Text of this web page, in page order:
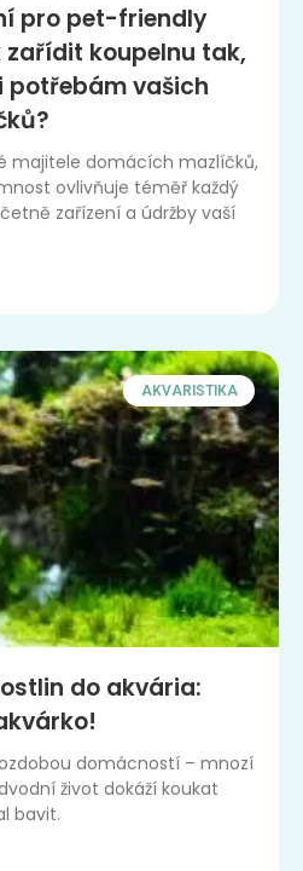
pro pet-friendly
koupelnu tak,
potřebám vašich
majitele domácích mazlíčků,
ovlivňuje téměř každý
zařízení a údržby vaší
AKVARISTIKA
do akvária:
domácností – mnozí
život dokáží koukat
bavit.